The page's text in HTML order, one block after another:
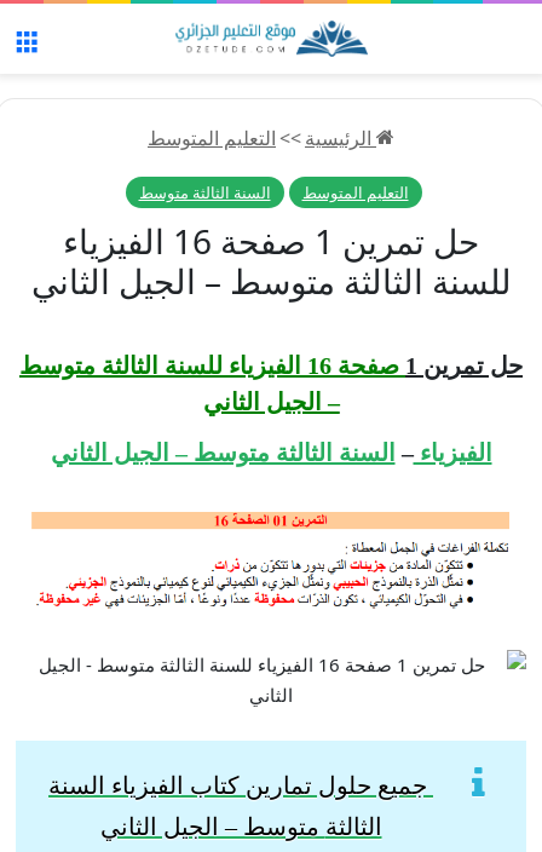
الرئيسية>>التعليم المتوسط
التعليم المتوسط السنة الثالثة متوسط
حل تمرين 1 صفحة 16 الفيزياء
للسنة الثالثة متوسط – الجيل الثاني
حل تمرين 1
صفحة 16 الفيزياء للسنة الثالثة متوسط
– الجيل الثاني
الفيزياء– السنة الثالثة متوسط – الجيل الثاني
جميع حلول تمارين كتاب الفيزياء السنة
الثالثة متوسط – الجيل الثاني